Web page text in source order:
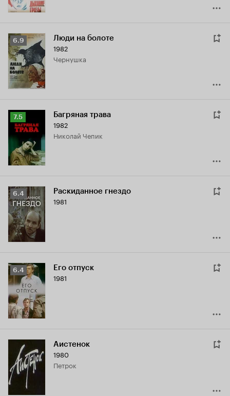
Рейтинг
Кинопоиска
6.9
6.9 Люди на болоте
1982
Чернушка
Рейтинг
Кинопоиска
7.5
7.5 Багряная трава
1982
Николай Чепик
Рейтинг
Кинопоиска
6.4
6.4 Раскиданное гнездо
1981
Рейтинг
Кинопоиска
6.4
6.4 Его отпуск
1981
Аистенок
1980
Петрок